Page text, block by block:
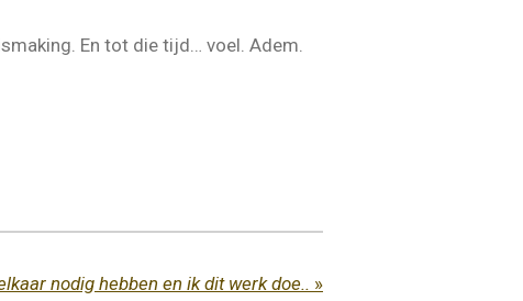
En tot die tijd… voel. Adem.
nodig hebben en ik dit werk doe.. »